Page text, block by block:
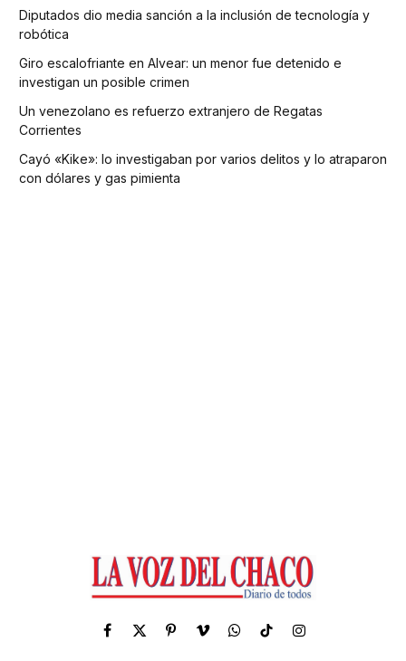
Diputados dio media sanción a la inclusión de tecnología y
robótica
Giro escalofriante en Alvear: un menor fue detenido e
investigan un posible crimen
Un venezolano es refuerzo extranjero de Regatas
Corrientes
Cayó «Kike»: lo investigaban por varios delitos y lo atraparon
con dólares y gas pimienta
Facebook
X
PinterestVimeoWhatsApp
TikTokInstagram